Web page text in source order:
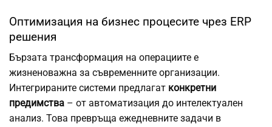
Оптимизация на бизнес процесите чрез ERP
решения
Бързата трансформация на операциите е
жизненоважна за съвременните организации.
Интегрираните системи предлагат конкретни
предимства – от автоматизация до интелектуален
анализ. Това превръща ежедневните задачи в